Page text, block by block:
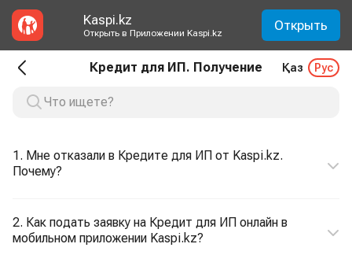
Kaspi.kz
Открыть в Приложении Kaspi.kz Открыть
Кредит для ИП. Получение Қаз Рус
1. Мне отказали в Кредите для ИП от Kaspi.kz.
Почему?
2. Как подать заявку на Кредит для ИП онлайн в
мобильном приложении Kaspi.kz?